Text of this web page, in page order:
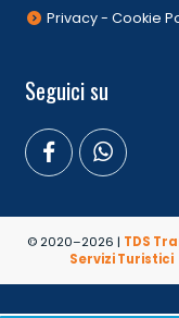
Privacy - Cookie
Seguici su
© 2020–2026 | TDS
Servizi Turistici